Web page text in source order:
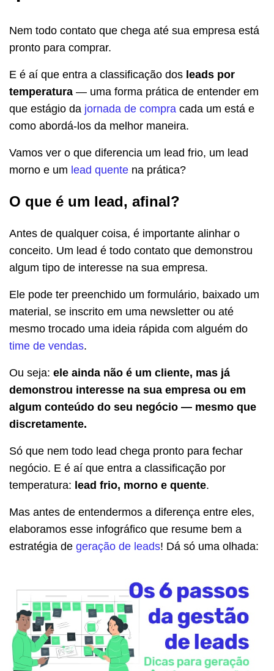
Nem todo contato que chega até sua empresa está
pronto para comprar.
E é aí que entra a classificação dos leads por
temperatura — uma forma prática de entender em
que estágio da jornada de compra cada um está e
como abordá-los da melhor maneira.
Vamos ver o que diferencia um lead frio, um lead
morno e um lead quente na prática?
O que é um lead, afinal?
Antes de qualquer coisa, é importante alinhar o
conceito. Um lead é todo contato que demonstrou
algum tipo de interesse na sua empresa.
Ele pode ter preenchido um formulário, baixado um
material, se inscrito em uma newsletter ou até
mesmo trocado uma ideia rápida com alguém do
time de vendas.
Ou seja: ele ainda não é um cliente, mas já
demonstrou interesse na sua empresa ou em
algum conteúdo do seu negócio — mesmo que
discretamente.
Só que nem todo lead chega pronto para fechar
negócio. E é aí que entra a classificação por
temperatura: lead frio, morno e quente.
Mas antes de entendermos a diferença entre eles,
elaboramos esse infográfico que resume bem a
estratégia de geração de leads! Dá só uma olhada: